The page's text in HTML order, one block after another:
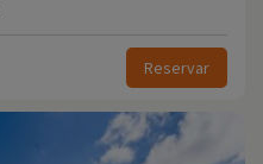
Reservar